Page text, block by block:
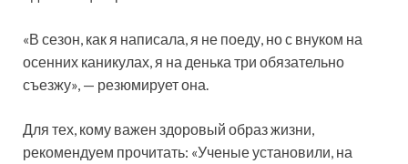
«В сезон, как я написала, я не поеду, но с внуком на
осенних каникулах, я на денька три обязательно
съезжу», — резюмирует она.
Для тех, кому важен здоровый образ жизни,
рекомендуем прочитать: «Ученые установили, на